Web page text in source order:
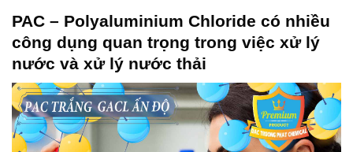
PAC – Polyaluminium Chloride có nhiều
công dụng quan trọng trong việc xử lý
nước và xử lý nước thải